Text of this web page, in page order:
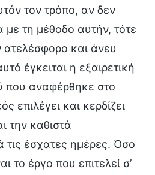
τον τρόπο, αν δεν
τη μέθοδο αυτήν, τότε
και άνευ
έγκειται η εξαιρετική
που αναφέρθηκε στο
επιλέγει και κερδίζει
την καθιστά
έσχατες ημέρες. Όσο
το έργο που επιτελεί σ’